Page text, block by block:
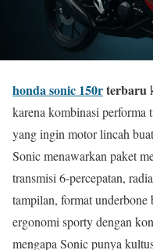
honda sonic 150rterbaru
karena kombinasi
yang ingin motor lincah
Sonic menawarkan paket
transmisi 6-percepatan,
tampilan, format underbone
ergonomi sporty dengan
mengapa Sonic punya